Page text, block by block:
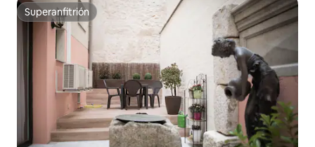
Superanfitrión
Superanfitrión